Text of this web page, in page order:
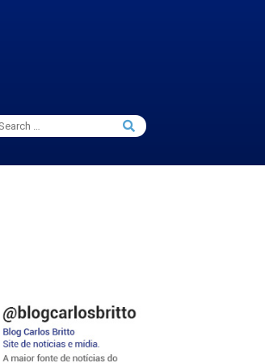
Search
for:
Search